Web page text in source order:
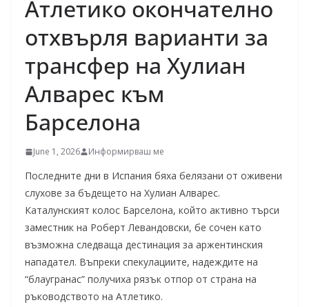
Атлетико окончателно
отхвърля варианти за
трансфер на Хулиан
Алварес към
Барселона
June 1, 2026 Информирваш ме
Последните дни в Испания бяха белязани от оживени
слухове за бъдещето на Хулиан Алварес.
Каталунският колос Барселона, който активно търси
заместник на Роберт Левандовски, бе сочен като
възможна следваща дестинация за аржентинския
нападател. Въпреки спекулациите, надеждите на
“блаугранас” получиха рязък отпор от страна на
ръководството на Атлетико.